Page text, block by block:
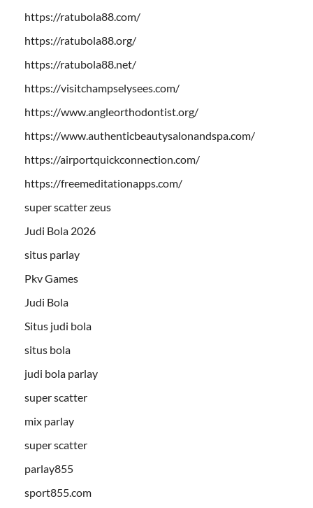
https://ratubola88.com/
https://ratubola88.org/
https://ratubola88.net/
https://visitchampselysees.com/
https://www.angleorthodontist.org/
https://www.authenticbeautysalonandspa.com/
https://airportquickconnection.com/
https://freemeditationapps.com/
super scatter zeus
Judi Bola 2026
situs parlay
Pkv Games
Judi Bola
Situs judi bola
situs bola
judi bola parlay
super scatter
mix parlay
super scatter
parlay855
sport855.com